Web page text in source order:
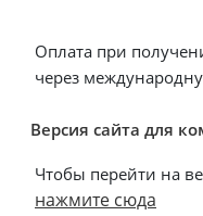
Оплата при
через
Версия сайта для
Чтобы перейти на
нажмите сюда